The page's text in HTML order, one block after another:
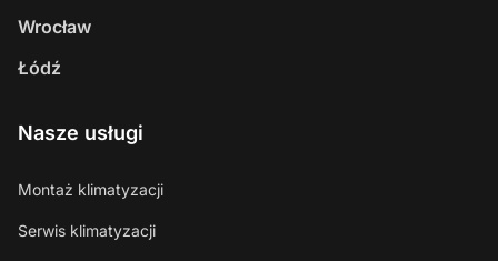
Wrocław
Łódź
Nasze usługi
Montaż klimatyzacji
Serwis klimatyzacji